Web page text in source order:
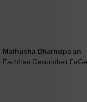
Mathusha Dharmapalan
Fachfrau Gesundheit FaGe